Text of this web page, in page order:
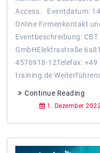
Access. Eventdatum:
Online Firmenkontakt
Eventbeschreibung:
GmbHElektrastraße
4576918-12Telefax:
training.de
Continue Reading
1. Dezember